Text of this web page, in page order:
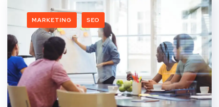
MARKETING SEO